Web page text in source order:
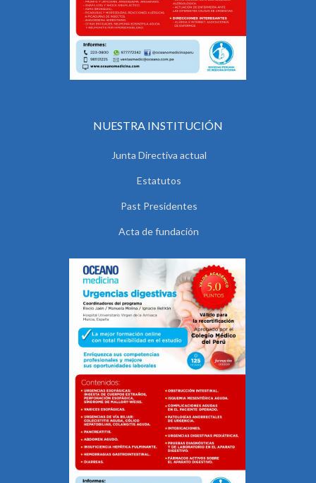
NUESTRA INSTITUCIÓN
Junta Directiva actual
Estatutos
Past Presidentes
Acta de fundación